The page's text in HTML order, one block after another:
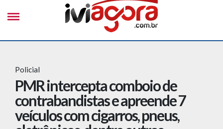
Policial
PMR intercepta comboio de
contrabandistas e apreende 7
veículos com cigarros, pneus,